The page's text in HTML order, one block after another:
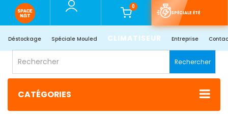
0
SPÉCIALE ÉTÉ
Déstockage Spéciale Mouled CLIMATISEUR Entreprise
Rechercher
CATÉGORIES